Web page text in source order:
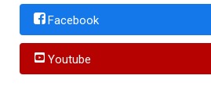
Facebook
Youtube